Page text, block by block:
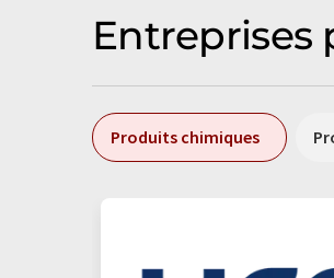
Entreprises
Produits chimiques